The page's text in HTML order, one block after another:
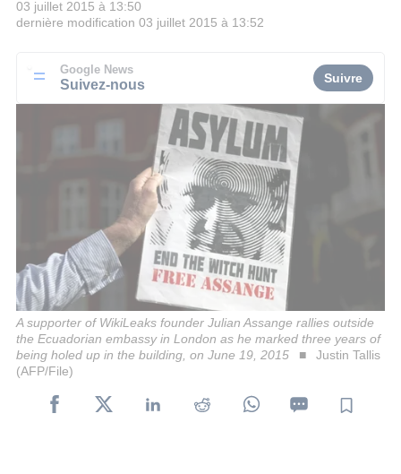
03 juillet 2015 à 13:50
dernière modification 03 juillet 2015 à 13:52
Google News
Suivez-nous Suivre
A supporter of WikiLeaks founder Julian Assange rallies outside
the Ecuadorian embassy in London as he marked three years of
being holed up in the building, on June 19, 2015
Justin Tallis
(AFP/File)